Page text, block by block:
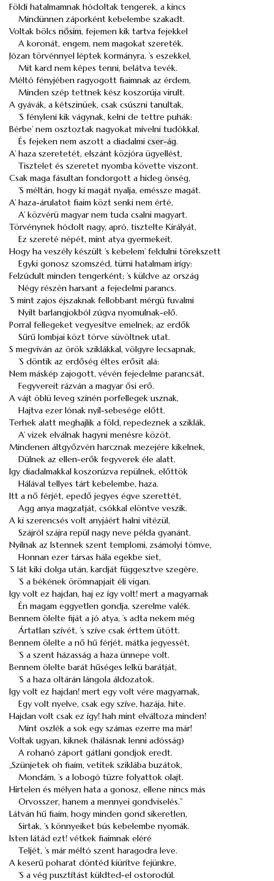
Földi hatalmamnak hódoltak tengerek, a kincs
Mindünnen záporként kebelembe szakadt.
Voltak bölcs nősim, fejemen kik tartva fejekkel
A koronát, engem, nem magokat szereték.
Józan törvénnyel léptek kormányra, ’s eszekkel,
Mit kard nem képes tenni, belátva tevék.
Méltó fényjében ragyogott fiaimnak az érdem,
Minden szép tettnek kész koszorúja virult.
A gyávák, a kétszinüek, csak csúszni tanultak,
’S fényleni kik vágynak, kelni de tettre puhák:
Bérbe’ nem osztoztak nagyokat mívelni tudókkal,
És fejeken nem aszott a diadalmi cser-ág.
A’ haza szeretetét, elszánt közjóra ügyellést,
Tisztelet és szeretet nyomba követte viszont.
Csak maga fásultan fondorgott a hideg önség,
’S méltán, hogy ki magát nyalja, eméssze magát.
A’ haza-árulatot fiaim közt senki nem érté,
A’ közvérü magyar nem tuda csalni magyart.
Törvénynek hódolt nagy, apró, tisztelte Királyát,
Ez szereté népét, mint atya gyermekeit.
Hogy ha veszély készült ’s kebelem’ feldulni törekszett
Egyki gonosz szomszéd, türni hatalmam irígy:
Felzúdult minden tengerként; ’s küldve az ország
Négy részén harsant a fejedelmi parancs.
’S mint zajos éjszaknak fellobbant mérgü fuvalmi
Nyilt barlangjokból zúgva nyomulnak-elő.
Porral fellegeket vegyesítve emelnek; az erdők
Sűrű lombjai közt törve süvöltnek utat.
S megvíván az örök sziklákkal, völgyre lecsapnak,
’S döntik az erdőség éltes erősit alá:
Nem máskép zajogott, vévén fejedelme parancsát,
Fegyvereit rázván a magyar ősi erő.
A vájt öblü leveg színén porfellegek usznak,
Hajtva ezer lónak nyíl-sebesége előtt.
Terhek alatt meghajlik a föld, repedeznek a sziklák,
A’ vizek elválnak hagyni menésre közöt.
Mindenen áltgyőzvén harcznak mezejére kikelnek,
Dülnek az ellen-erők fegyverek éle alatt.
Igy diadalmakkal koszorúzva repülnek, előttök
Hálával tellyes tárt kebelembe, haza.
Itt a nő férjét, epedő jegyes égve szerettét,
Agg anya magzatját, csókkal elöntve veszik.
A ki szerencsés volt anyjáért halni vitézül,
Szájról szájra repül nagy neve példa gyanánt.
Nyilnak az Istennek szent templomi, zsámolyi tömve,
Honnan ezer társas hála egekbe siet,
’S lát kiki dolga után, kardját függesztve szegére,
’S a békének örömnapjait éli vigan.
Igy volt ez hajdan, haj ez így volt! mert a magyarnak
Én magam eggyetlen gondja, szerelme valék.
Bennem ölelte fiját a jó atya, ’s adta nekem még
Ártatlan szívét, ’s szíve csak érttem ütött.
Bennem ölelte a nő hű férjét, mátka jegyessét,
’S a szent házasság a haza ünnepe volt.
Bennem ölelte barát hűséges lelkü barátját,
’S a haza oltárán lángola áldozatok.
Igy volt ez hajdan! mert egy volt vére magyarnak,
Egy volt nyelve, csak egy szíve, hazája, hite.
Hajdan volt csak ez így! hah mint elváltoza minden!
Mint oszlék a sok egy számas ezerre ma már!
Voltak ugyan, kiknek (hálásnak lenni adósság)
A rohanó záport gátlani gondjok eredt.
„Szünjetek oh fiaim, vetitek sziklába buzátok,
Mondám, ’s a lobogó tüzre folyattok olajt.
Hirtelen és mélyen hata a gonosz, ellene nincs más
Orvosszer, hanem a mennyei gondviselés.”
Látván hű fiaim, hogy minden gond sikeretlen,
Sirtak, ’s könnyeiket bús kebelembe nyomák.
Isten látád ezt! vétkek fiaimnak eléré
Teljét, ’s már méltó szent haragodra leve.
A keserű poharat döntéd kiürítve fejünkre,
’S a vég pusztítást küldted-el ostorodúl.